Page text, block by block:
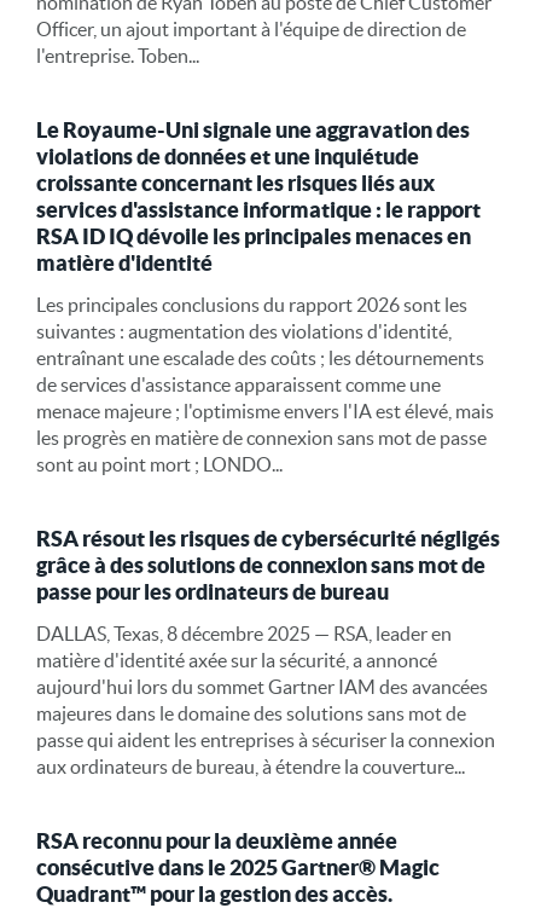
Officer, un ajout important à l'équipe de direction de
l'entreprise. Toben...
Le Royaume-Uni signale une aggravation des
violations de données et une inquiétude
croissante concernant les risques liés aux
services d'assistance informatique : le rapport
RSA ID IQ dévoile les principales menaces en
matière d'identité
Les principales conclusions du rapport 2026 sont les
suivantes : augmentation des violations d'identité,
entraînant une escalade des coûts ; les détournements
de services d'assistance apparaissent comme une
menace majeure ; l'optimisme envers l'IA est élevé, mais
les progrès en matière de connexion sans mot de passe
sont au point mort ; LONDO...
RSA résout les risques de cybersécurité négligés
grâce à des solutions de connexion sans mot de
passe pour les ordinateurs de bureau
DALLAS, Texas, 8 décembre 2025 — RSA, leader en
matière d'identité axée sur la sécurité, a annoncé
aujourd'hui lors du sommet Gartner IAM des avancées
majeures dans le domaine des solutions sans mot de
passe qui aident les entreprises à sécuriser la connexion
aux ordinateurs de bureau, à étendre la couverture...
RSA reconnu pour la deuxième année
consécutive dans le 2025 Gartner® Magic
Quadrant™ pour la gestion des accès.